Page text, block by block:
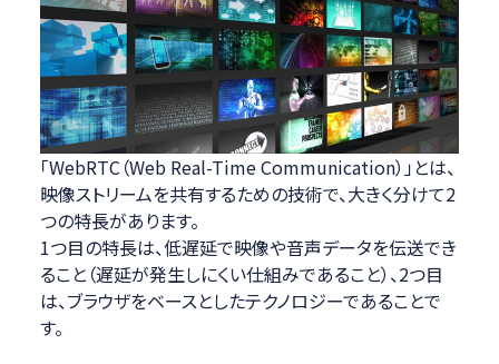
「WebRTC（Web Real-Time Communication）」とは、
映像ストリームを共有するための技術で、大きく分けて2
つの特長があります。
1つ目の特長は、低遅延で映像や音声データを伝送でき
ること（遅延が発生しにくい仕組みであること）、2つ目
は、ブラウザをベースとしたテクノロジーであることで
す。